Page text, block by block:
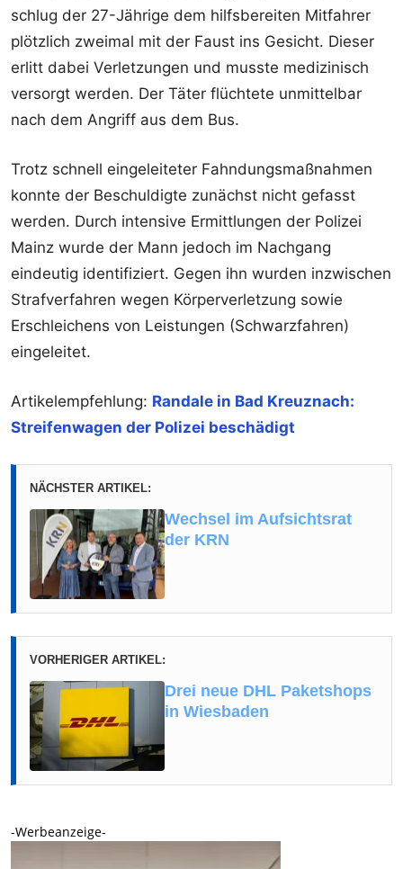
schlug der 27-Jährige dem hilfsbereiten Mitfahrer
plötzlich zweimal mit der Faust ins Gesicht. Dieser
erlitt dabei Verletzungen und musste medizinisch
versorgt werden. Der Täter flüchtete unmittelbar
nach dem Angriff aus dem Bus.
Trotz schnell eingeleiteter Fahndungsmaßnahmen
konnte der Beschuldigte zunächst nicht gefasst
werden. Durch intensive Ermittlungen der Polizei
Mainz wurde der Mann jedoch im Nachgang
eindeutig identifiziert. Gegen ihn wurden inzwischen
Strafverfahren wegen Körperverletzung sowie
Erschleichens von Leistungen (Schwarzfahren)
eingeleitet.
Artikelempfehlung: Randale in Bad Kreuznach:
Streifenwagen der Polizei beschädigt
NÄCHSTER ARTIKEL:
Wechsel im Aufsichtsrat
der KRN
VORHERIGER ARTIKEL:
Drei neue DHL Paketshops
in Wiesbaden
-Werbeanzeige-